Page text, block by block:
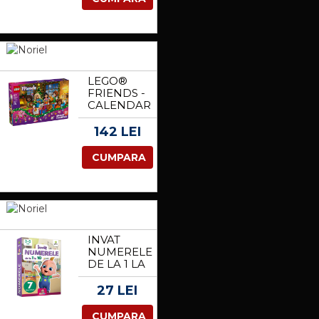
LEGO®
FRIENDS -
CALENDAR
DE
ADVENT
(42668)
142 LEI
CUMPARA
INVAT
NUMERELE
DE LA 1 LA
10,
TRALALA
27 LEI
CUMPARA